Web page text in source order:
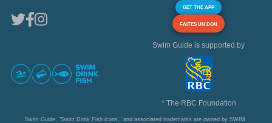
GET THE APP
FAITES UN DON
Swim Guide is supported by
* The RBC Foundation
Swim Guide, "Swim Drink Fish icons," and associated trademarks are owned by SWIM